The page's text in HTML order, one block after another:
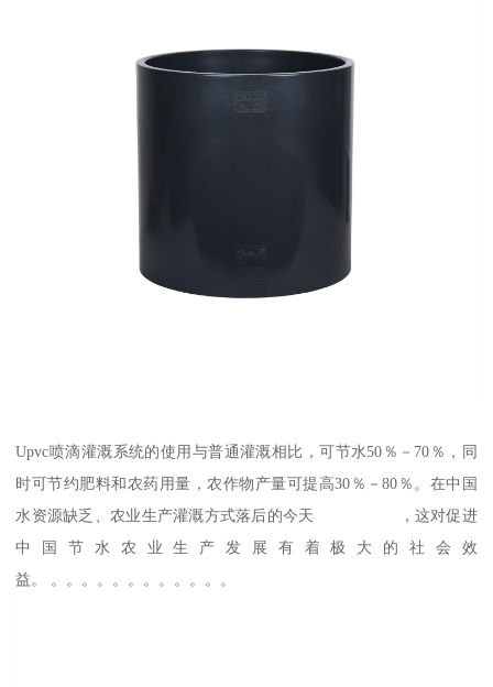
Upvc喷滴灌溉系统的使用与普通灌溉相比，可节水50％－70％，同
时可节约肥料和农药用量，农作物产量可提高30％－80％。在中国
水资源缺乏、农业生产灌溉方式落后的今天 ，这对促进
中国节水农业生产发展有着极大的社会效
益。 。。。。。。。。。。。。